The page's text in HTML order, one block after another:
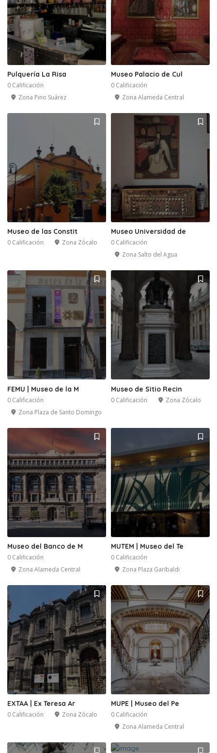
Pulquería La Risa
0 Calificación
Zona Pino Suárez
Museo Palacio de Cul
0 Calificación
Zona Alameda Central
Museo de las Constit
0 Calificación Zona Zócalo
Museo Universidad de
0 Calificación
Zona Salto del Agua
FEMU | Museo de la M
0 Calificación
Zona Plaza de Santo Domingo
Museo de Sitio Recin
0 Calificación Zona Zócalo
Museo del Banco de M
0 Calificación
Zona Alameda Central
MUTEM | Museo del Te
0 Calificación
Zona Plaza Garibaldi
EXTAA | Ex Teresa Ar
0 Calificación Zona Zócalo
MUPE | Museo del Pe
0 Calificación
Zona Alameda Central